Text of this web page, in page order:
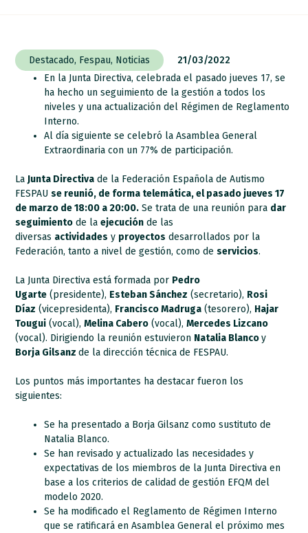
Destacado, Fespau, Noticias
21/03/2022
En la Junta Directiva, celebrada el pasado jueves 17, se
ha hecho un seguimiento de la gestión a todos los
niveles y una actualización del Régimen de Reglamento
Interno.
Al día siguiente se celebró la Asamblea General
Extraordinaria con un 77% de participación.
LaJunta Directiva de la Federación Española de Autismo
FESPAUse reunió, de forma telemática, el pasado jueves 17
de marzo de 18:00 a 20:00. Se trata de una reunión para dar
seguimiento de laejecución de las
diversas actividades y proyectos desarrollados por la
Federación, tanto a nivel de gestión, como deservicios.
La Junta Directiva está formada por Pedro
Ugarte (presidente), Esteban Sánchez (secretario), Rosi
Díaz (vicepresidenta), Francisco Madruga (tesorero), Hajar
Tougui (vocal),Melina Cabero (vocal),Mercedes Lizcano
(vocal). Dirigiendo la reunión estuvieron Natalia Blancoy
Borja Gilsanzde la dirección técnica de FESPAU.
Los puntos más importantes ha destacar fueron los
siguientes:
Se ha presentado a Borja Gilsanz como sustituto de
Natalia Blanco.
Se han revisado y actualizado las necesidades y
expectativas de los miembros de la Junta Directiva en
base a los criterios de calidad de gestión EFQM del
modelo 2020.
Se ha modificado el Reglamento de Régimen Interno
que se ratificará en Asamblea General el próximo mes